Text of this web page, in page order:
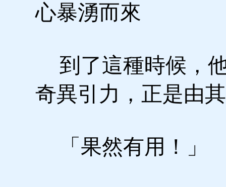
心暴湧而來
到了這種時候，
奇異引力，正是由
「果然有用！」